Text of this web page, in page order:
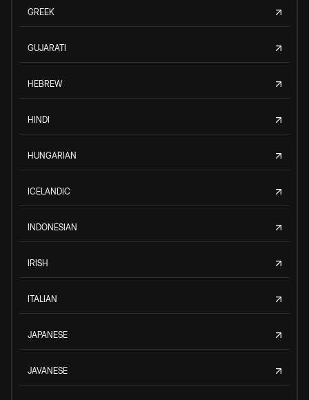
GREEK
GUJARATI
HEBREW
HINDI
HUNGARIAN
ICELANDIC
INDONESIAN
IRISH
ITALIAN
JAPANESE
JAVANESE